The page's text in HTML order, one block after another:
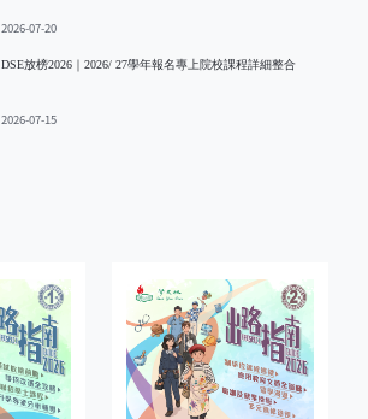
2026-07-20
DSE放榜2026｜2026/ 27學年報名專上院校課程詳細整合
2026-07-15